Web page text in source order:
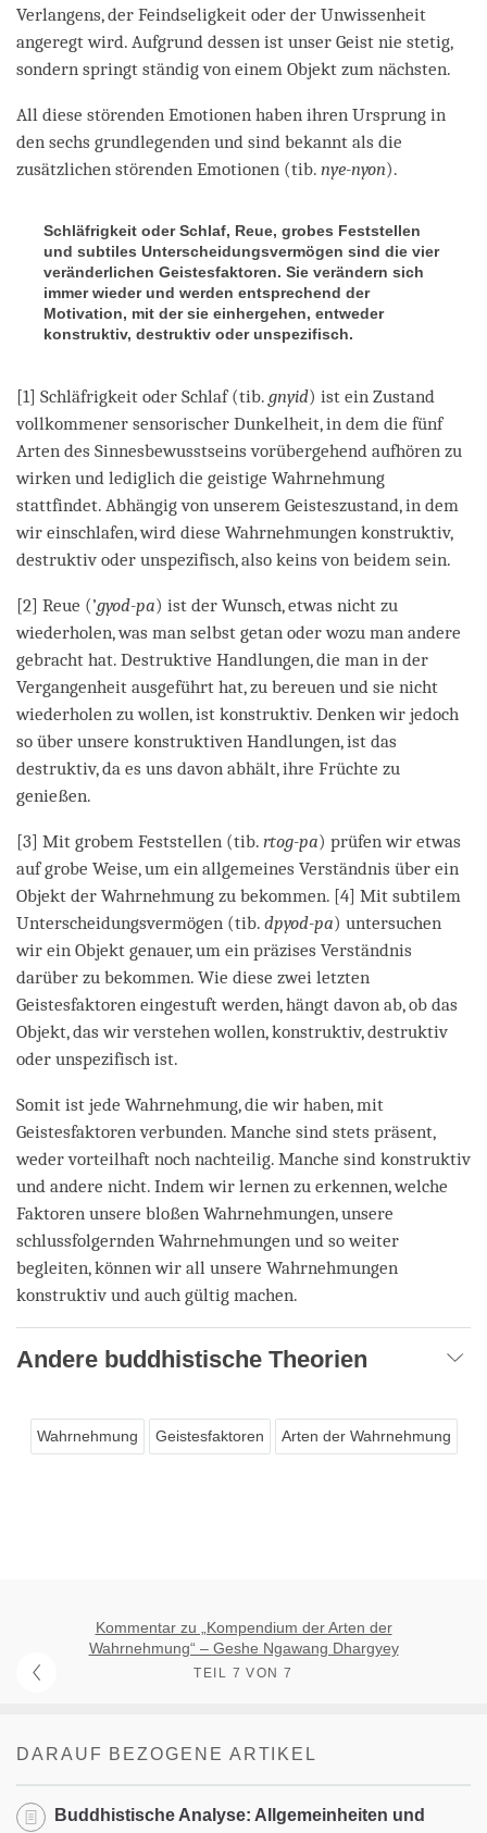
Verlangens, der Feindseligkeit oder der Unwissenheit
angeregt wird. Aufgrund dessen ist unser Geist nie stetig,
sondern springt ständig von einem Objekt zum nächsten.
All diese störenden Emotionen haben ihren Ursprung in
den sechs grundlegenden und sind bekannt als die
zusätzlichen störenden Emotionen (tib. nye-nyon).
Schläfrigkeit oder Schlaf, Reue, grobes Feststellen
und subtiles Unterscheidungsvermögen sind die vier
veränderlichen Geistesfaktoren. Sie verändern sich
immer wieder und werden entsprechend der
Motivation, mit der sie einhergehen, entweder
konstruktiv, destruktiv oder unspezifisch.
[1] Schläfrigkeit oder Schlaf (tib. gnyid) ist ein Zustand
vollkommener sensorischer Dunkelheit, in dem die fünf
Arten des Sinnesbewusstseins vorübergehend aufhören zu
wirken und lediglich die geistige Wahrnehmung
stattfindet. Abhängig von unserem Geisteszustand, in dem
wir einschlafen, wird diese Wahrnehmungen konstruktiv,
destruktiv oder unspezifisch, also keins von beidem sein.
[2] Reue (’gyod-pa) ist der Wunsch, etwas nicht zu
wiederholen, was man selbst getan oder wozu man andere
gebracht hat. Destruktive Handlungen, die man in der
Vergangenheit ausgeführt hat, zu bereuen und sie nicht
wiederholen zu wollen, ist konstruktiv. Denken wir jedoch
so über unsere konstruktiven Handlungen, ist das
destruktiv, da es uns davon abhält, ihre Früchte zu
genießen.
[3] Mit grobem Feststellen (tib. rtog-pa) prüfen wir etwas
auf grobe Weise, um ein allgemeines Verständnis über ein
Objekt der Wahrnehmung zu bekommen. [4] Mit subtilem
Unterscheidungsvermögen (tib. dpyod-pa) untersuchen
wir ein Objekt genauer, um ein präzises Verständnis
darüber zu bekommen. Wie diese zwei letzten
Geistesfaktoren eingestuft werden, hängt davon ab, ob das
Objekt, das wir verstehen wollen, konstruktiv, destruktiv
oder unspezifisch ist.
Somit ist jede Wahrnehmung, die wir haben, mit
Geistesfaktoren verbunden. Manche sind stets präsent,
weder vorteilhaft noch nachteilig. Manche sind konstruktiv
und andere nicht. Indem wir lernen zu erkennen, welche
Faktoren unsere bloßen Wahrnehmungen, unsere
schlussfolgernden Wahrnehmungen und so weiter
begleiten, können wir all unsere Wahrnehmungen
konstruktiv und auch gültig machen.
Andere buddhistische Theorien
Wahrnehmung Geistesfaktoren Arten der Wahrnehmung
Kommentar zu „Kompendium der Arten der
Wahrnehmung“ – Geshe Ngawang Dhargyey
TEIL 7 VON 7
DARAUF BEZOGENE ARTIKEL
Buddhistische Analyse: Allgemeinheiten und